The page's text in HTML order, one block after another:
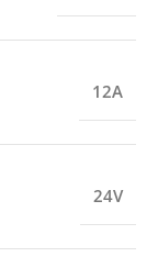
12A
24V